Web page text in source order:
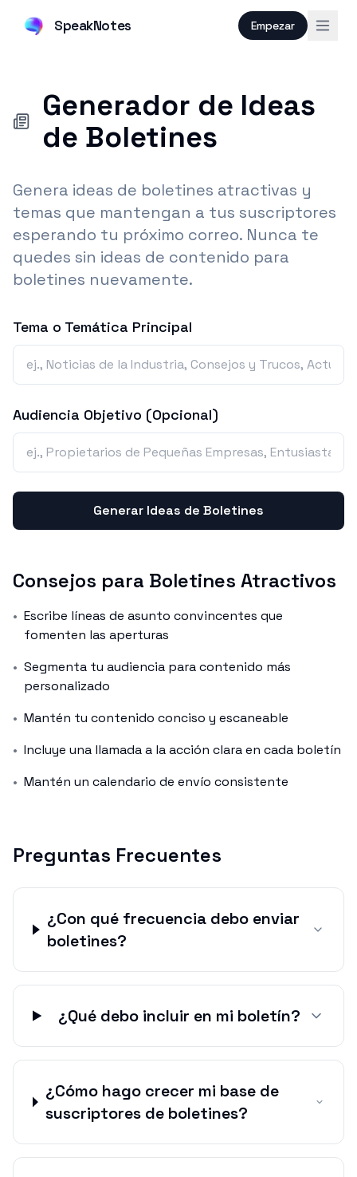
SpeakNotes Empezar
Generador de Ideas
de Boletines
Genera ideas de boletines atractivas y
temas que mantengan a tus suscriptores
esperando tu próximo correo. Nunca te
quedes sin ideas de contenido para
boletines nuevamente.
Tema o Temática Principal
Audiencia Objetivo (Opcional)
Generar Ideas de Boletines
Consejos para Boletines Atractivos
• Escribe líneas de asunto convincentes que
fomenten las aperturas
• Segmenta tu audiencia para contenido más
personalizado
• Mantén tu contenido conciso y escaneable
• Incluye una llamada a la acción clara en cada boletín
• Mantén un calendario de envío consistente
Preguntas Frecuentes
¿Con qué frecuencia debo enviar
boletines?
¿Qué debo incluir en mi boletín?
¿Cómo hago crecer mi base de
suscriptores de boletines?